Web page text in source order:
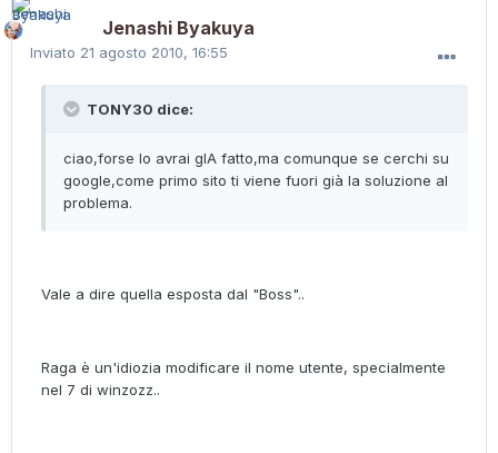
Jenashi Byakuya
Inviato 21 agosto 2010, 16:55
TONY30 dice:
ciao,forse lo avrai gIA fatto,ma comunque se cerchi su
google,come primo sito ti viene fuori già la soluzione al
problema.
Vale a dire quella esposta dal "Boss"..
Raga è un'idiozia modificare il nome utente, specialmente
nel 7 di winzozz..